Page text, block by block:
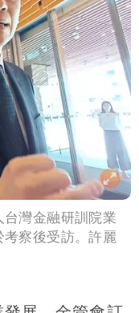
灣金融研訓院業
察後受訪。許麗